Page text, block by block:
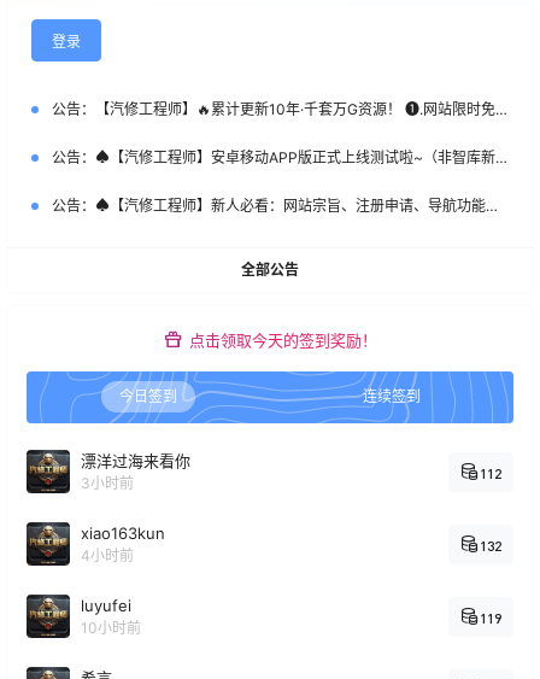
登录
公告： 【汽修工程师】🔥累计更新10年·千套万G资源！ ❶.网站限时免费注册！ ❷.新客首次SVIP特惠：￥365 ❸.老会员永久SVIP补：￥666 （名额50个，加微优先）【管理员】微DataAuto
公告： ♠【汽修工程师】安卓移动APP版正式上线测试啦~（非智库新系统）
公告： ♠【汽修工程师】新人必看：网站宗旨、注册申请、导航功能、下载权限、快速查询等常用指南说明！
全部公告
点击领取今天的签到奖励！
今日签到 连续签到
漂洋过海来看你
3小时前
112
xiao163kun
4小时前
132
luyufei
10小时前
119